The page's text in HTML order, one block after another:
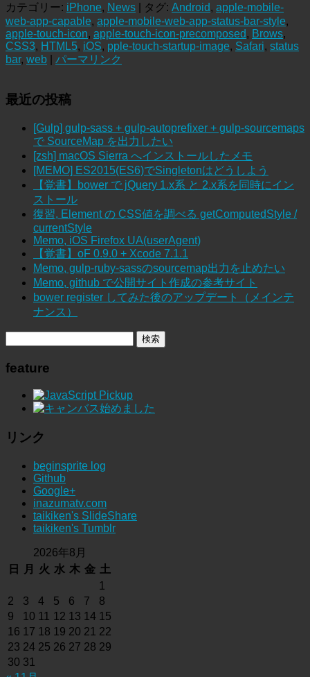
カテゴリー: iPhone, News | タグ: Android, apple-mobile-
web-app-capable, apple-mobile-web-app-status-bar-style,
apple-touch-icon, apple-touch-icon-precomposed, Brows,
CSS3, HTML5, iOS, pple-touch-startup-image, Safari, status
bar, web パーマリンク
最近の投稿
[Gulp] gulp-sass + gulp-autoprefixer + gulp-sourcemaps
で SourceMap を出力したい
[zsh] macOS Sierra へインストールしたメモ
[MEMO] ES2015(ES6)でSingletonはどうしよう
【覚書】bower で jQuery 1.x系 と 2.x系を同時にイン
ストール
復習, Element の CSS値を調べる getComputedStyle /
currentStyle
Memo, iOS Firefox UA(userAgent)
【覚書】oF 0.9.0 + Xcode 7.1.1
Memo, gulp-ruby-sassのsourcemap出力を止めたい
Memo, github で公開サイト作成の参考サイト
bower register してみた後のアップデート（メインテ
ナンス）
feature
リンク
beginsprite log
Github
Google+
inazumatv.com
taikiken's SlideShare
taikiken's Tumblr
2026年8月
日
月 火 水 木 金 土
1
2
3 4 5 6 7
8
9
10 11 12 13 14 15
16 17 18 19 20 21 22
23 24 25 26 27 28 29
30 31